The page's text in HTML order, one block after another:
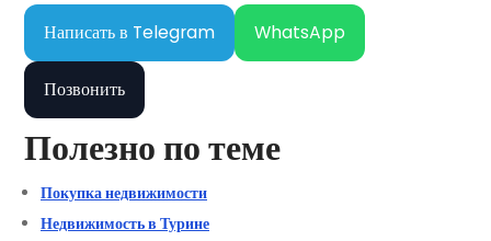
Написать в Telegram WhatsApp
Позвонить
Полезно по теме
Покупка недвижимости
Недвижимость в Турине